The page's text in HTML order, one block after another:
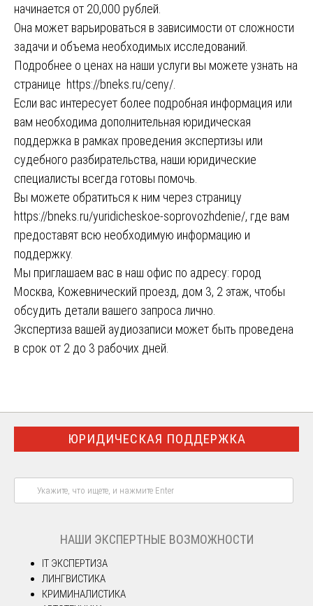
начинается от 20,000 рублей.
Она может варьироваться в зависимости от сложности
задачи и объема необходимых исследований.
Подробнее о ценах на наши услуги вы можете узнать на
странице https://bneks.ru/ceny/
Если вас интересует более подробная информация или
вам необходима дополнительная юридическая
поддержка в рамках проведения экспертизы или
судебного разбирательства, наши юридические
специалисты всегда готовы помочь.
Вы можете обратиться к ним через страницу
https://bneks.ru/yuridicheskoe-soprovozhdenie/, где вам
предоставят всю необходимую информацию и
поддержку.
Мы приглашаем вас в наш офис по адресу: город
Москва, Кожевнический проезд, дом 3, 2 этаж, чтобы
обсудить детали вашего запроса лично.
Экспертиза вашей аудиозаписи может быть проведена
в срок от 2 до 3 рабочих дней.
ЮРИДИЧЕСКАЯ ПОДДЕРЖКА
НАШИ ЭКСПЕРТНЫЕ ВОЗМОЖНОСТИ
IT ЭКСПЕРТИЗА
ЛИНГВИСТИКА
КРИМИНАЛИСТИКА